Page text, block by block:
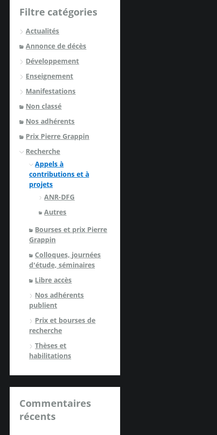
Filtre catégories
Actualités
Annonce de décès
Développement
Enseignement
Manifestations
Non classé
Nos adhérents
Prix Pierre Grappin
Recherche
Appels à
contributions et à
projets
ANR-DFG
Autres
Bourses et prix Pierre
Grappin
Colloques, journées
d'étude, séminaires
Libre accès
Nos adhérents
publient
Prix et bourses de
recherche
Thèses et
habilitations
Commentaires
récents